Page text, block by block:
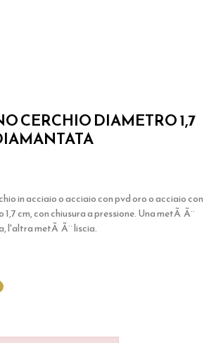
CERCHIO DIAMETRO 1,7
in acciaio o acciaio con pvd oro o acciaio con
cm, con chiusura a pressione. Una metÃ Ã¨
l'altra metÃ Ã¨ liscia.